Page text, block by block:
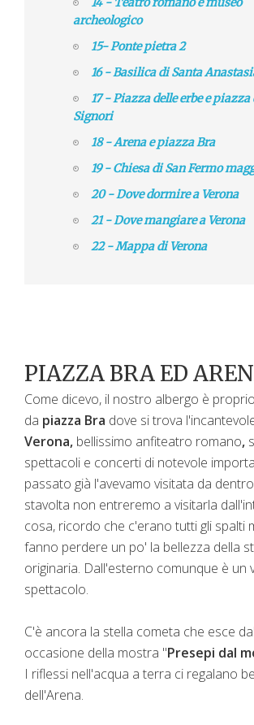
archeologico
15- Ponte pietra 2
16 - Basilica di Santa
17 - Piazza delle erbe e piazza
Signori
18 - Arena e piazza Bra
19 - Chiesa di San Fermo
20 - Dove dormire a Verona
21 - Dove mangiare a Verona
22 - Mappa di Verona
PIAZZA BRA ED
Come dicevo, il nostro albergo è
da piazza Bra dove si trova
Verona, bellissimo anfiteatro romano,
spettacoli e concerti di notevole
passato già l'avevamo visitata da
stavolta non entreremo a visitarla
cosa, ricordo che c'erano tutti gli spalti
fanno perdere un po' la bellezza della
originaria. Dall'esterno comunque è un
spettacolo.
C'è ancora la stella cometa che esce
occasione della mostra "Presepi dal
I riflessi nell'acqua a terra ci regalano
dell'Arena.